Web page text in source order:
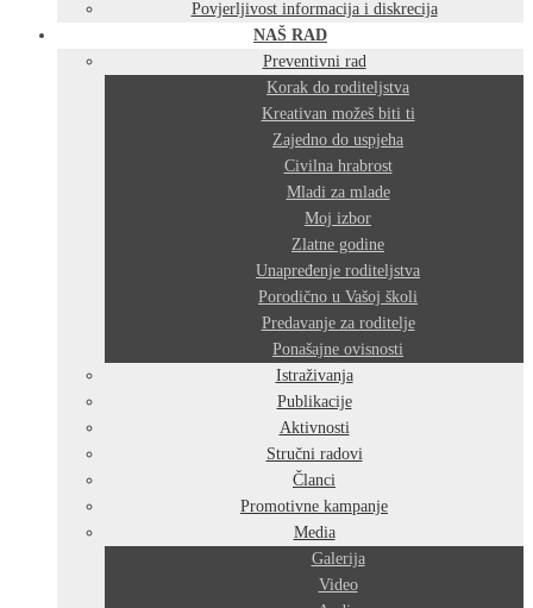
Povjerljivost informacija i diskrecija
NAŠ RAD
Preventivni rad
Korak do roditeljstva
Kreativan možeš biti ti
Zajedno do uspjeha
Civilna hrabrost
Mladi za mlade
Moj izbor
Zlatne godine
Unapređenje roditeljstva
Porodično u Vašoj školi
Predavanje za roditelje
Ponašajne ovisnosti
Istraživanja
Publikacije
Aktivnosti
Stručni radovi
Članci
Promotivne kampanje
Media
Galerija
Video